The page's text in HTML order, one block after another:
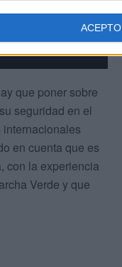
ACEPTO
que poner sobre
seguridad en el
en cuenta que es
con la experiencia
Verde y que